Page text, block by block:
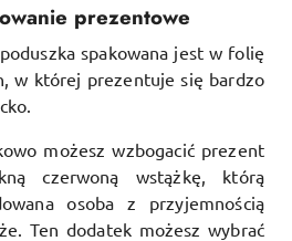
prezentowe
spakowana jest w folię
w której prezentuje się bardzo
możesz wzbogacić prezent
czerwoną wstążkę, którą
osoba z przyjemnością
Ten dodatek możesz wybrać